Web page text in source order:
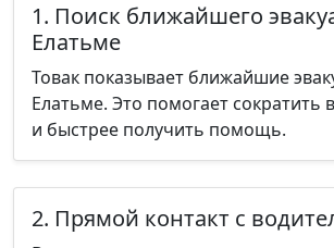
1. Поиск ближайшего
Елатьме
Товак показывает ближайшие
Елатьме. Это помогает сократить
и быстрее получить помощь.
2. Прямой контакт с